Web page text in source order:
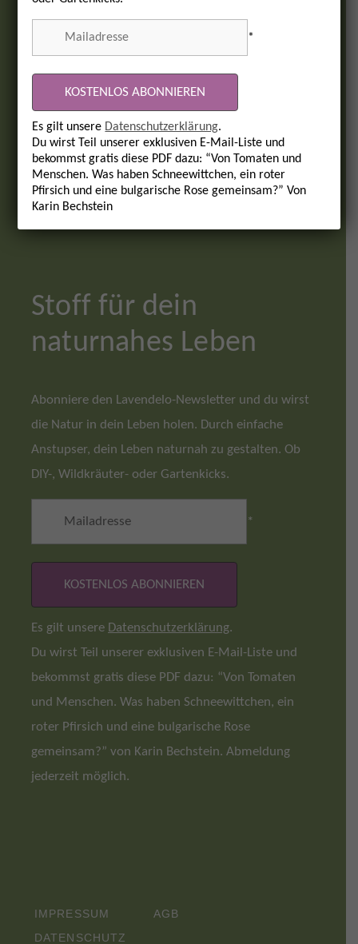
Stoff für dein
naturnahes Leben
Abonniere den Lavendelo-Newsletter und du wirst
die Natur in dein Leben holen. Durch einfache
Anstupser, dein Leben naturnah zu gestalten. Ob
DIY-, Wildkräuter- oder Gartenkicks.
*
Es gilt unsere Datenschutzerklärung.
Du wirst Teil unserer exklusiven E-Mail-Liste und
bekommst gratis diese PDF dazu: “Von Tomaten
und Menschen. Was haben Schneewittchen, ein
roter Pfirsich und eine bulgarische Rose
gemeinsam?” von Karin Bechstein. Abmeldung
jederzeit möglich.
IMPRESSUM
AGB
DATENSCHUTZ
*
Es gilt unsere Datenschutzerklärung.
Du wirst Teil unserer exklusiven E-Mail-Liste und
bekommst gratis diese PDF dazu: “Von Tomaten und
Menschen. Was haben Schneewittchen, ein roter
Pfirsich und eine bulgarische Rose gemeinsam?” Von
Karin Bechstein